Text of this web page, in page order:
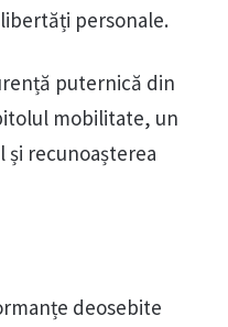
personale.
puternică din
mobilitate, un
recunoașterea
deosebite